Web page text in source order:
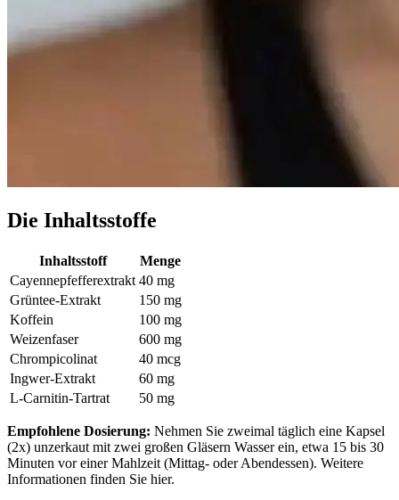
Die Inhaltsstoffe
Inhaltsstoff
Menge
Cayennepfefferextrakt 40 mg
Grüntee-Extrakt
150 mg
Koffein
100 mg
Weizenfaser
600 mg
Chrompicolinat
40 mcg
Ingwer-Extrakt
60 mg
L-Carnitin-Tartrat
50 mg
Empfohlene Dosierung: Nehmen Sie zweimal täglich eine Kapsel
(2x) unzerkaut mit zwei großen Gläsern Wasser ein, etwa 15 bis 30
Minuten vor einer Mahlzeit (Mittag- oder Abendessen). Weitere
Informationen finden Sie hier.